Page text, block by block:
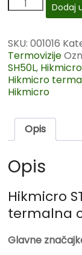
Dodaj
SKU:001016
Termovizije
SH50L,
Hikmicro
Hikmicro
Opis
Opis
Hikmicro
termalna
Glavne